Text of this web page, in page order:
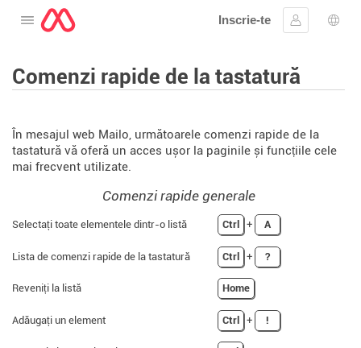
Deschide meniul
Inscrie-te
Conectare
Comenzi rapide de la tastatură
În mesajul web Mailo, următoarele comenzi rapide de la
tastatură vă oferă un acces ușor la paginile și funcțiile cele
mai frecvent utilizate.
Comenzi rapide generale
Selectați toate elementele dintr-o listă Ctrl + A
Lista de comenzi rapide de la tastatură Ctrl + ?
Reveniți la listă Home
Adăugați un element Ctrl + !